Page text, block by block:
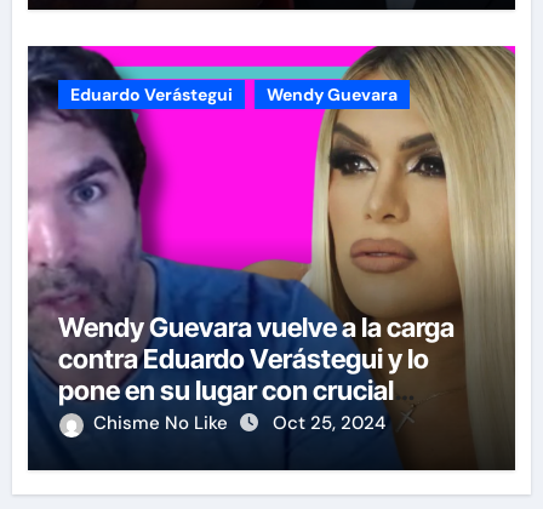
Eduardo Verástegui Wendy Guevara
Wendy Guevara vuelve a la carga
contra Eduardo Verástegui y lo
pone en su lugar con crucial
declaración
Chisme No Like Oct 25, 2024